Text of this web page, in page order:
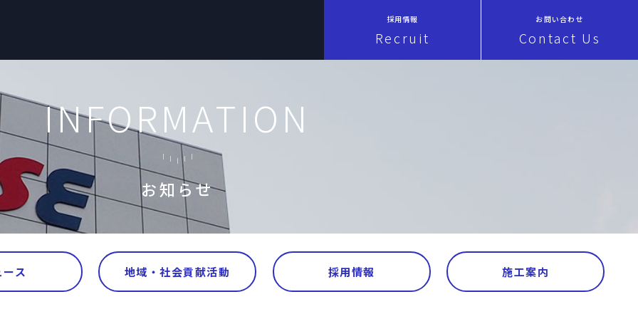
採用情報
Recruit
お問い合わせ
Contact Us
INFORMATION
お知らせ
ス 地域・社会貢献活動 採用情報 施工案内